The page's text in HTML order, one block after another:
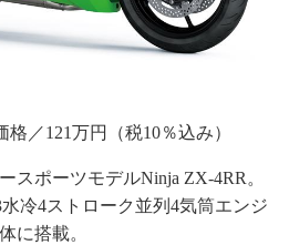
格／121万円（税10％込み）
スポーツモデルNinja ZX-4RR。
冷4ストローク並列4気筒エンジ
に搭載。